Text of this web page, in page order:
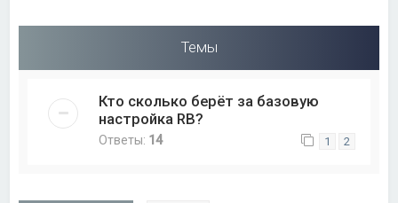
Темы
Кто сколько берёт за базовую
настройка RB?
Ответы: 14 1 2